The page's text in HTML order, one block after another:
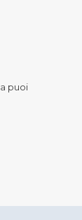
puoi